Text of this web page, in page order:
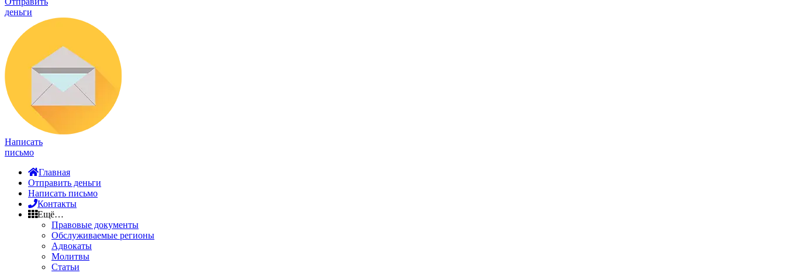
деньги
Написать
письмо
Главная
Отправить деньги
Написать письмо
Контакты
Ещё…
Правовые документы
Обслуживаемые регионы
Адвокаты
Молитвы
Статьи